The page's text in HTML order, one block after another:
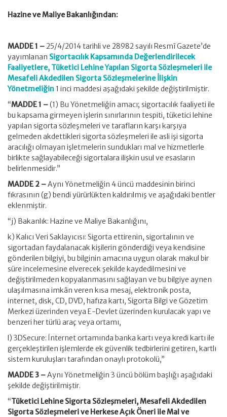
Hazine ve Maliye Bakanlığından:
MADDE 1 –25/4/2014 tarihli ve 28982 sayılı Resmî Gazete’de
yayımlanan Sigortacılık Kapsamında Değerlendirilecek
Faaliyetlere, Tüketici Lehine Yapılan Sigorta Sözleşmeleri ile
Mesafeli Akdedilen Sigorta Sözleşmelerine İlişkin
Yönetmeliğin 1 inci maddesi aşağıdaki şekilde değiştirilmiştir.
“MADDE 1 –(1) Bu Yönetmeliğin amacı; sigortacılık faaliyeti ile
bu kapsama girmeyen işlerin sınırlarının tespiti, tüketici lehine
yapılan sigorta sözleşmeleri ve tarafların karşı karşıya
gelmeden akdettikleri sigorta sözleşmeleri ile asli işi sigorta
aracılığı olmayan işletmelerin sundukları mal ve hizmetlerle
birlikte sağlayabileceği sigortalara ilişkin usul ve esasların
belirlenmesidir.”
MADDE 2 –Aynı Yönetmeliğin 4 üncü maddesinin birinci
fıkrasının (g) bendi yürürlükten kaldırılmış ve aşağıdaki bentler
eklenmiştir.
“j) Bakanlık: Hazine ve Maliye Bakanlığını,
k) Kalıcı Veri Saklayıcısı: Sigorta ettirenin, sigortalının ve
sigortadan faydalanacak kişilerin gönderdiği veya kendisine
gönderilen bilgiyi, bu bilginin amacına uygun olarak makul bir
süre incelemesine elverecek şekilde kaydedilmesini ve
değiştirilmeden kopyalanmasını sağlayan ve bu bilgiye aynen
ulaşılmasına imkân veren kısa mesaj, elektronik posta,
internet, disk, CD, DVD, hafıza kartı, Sigorta Bilgi ve Gözetim
Merkezi üzerinden veya E-Devlet üzerinden kurulacak yapı ve
benzeri her türlü araç veya ortamı,
l) 3DSecure: İnternet ortamında banka kartı veya kredi kartı ile
gerçekleştirilen işlemlerde ek güvenlik tedbirlerini getiren, kartlı
sistem kuruluşları tarafından onaylı protokolü,”
MADDE 3 –Aynı Yönetmeliğin 3 üncü bölüm başlığı aşağıdaki
şekilde değiştirilmiştir.
“Tüketici Lehine Sigorta Sözleşmeleri, Mesafeli Akdedilen
Sigorta Sözleşmeleri ve Herkese Açık Öneri ile Mal ve